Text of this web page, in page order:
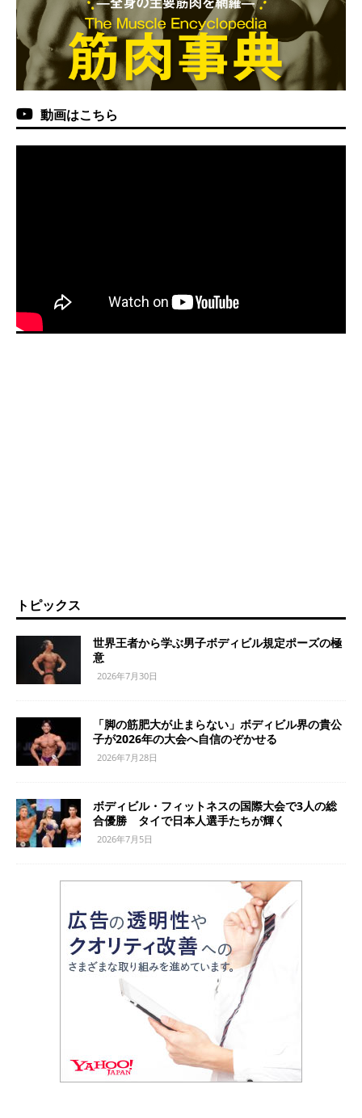
動画はこちら
トピックス
世界王者から学ぶ男子ボディビル規定ポーズの極
意
2026年7月30日
「脚の筋肥大が止まらない」ボディビル界の貴公
子が2026年の大会へ自信のぞかせる
2026年7月28日
ボディビル・フィットネスの国際大会で3人の総
合優勝 タイで日本人選手たちが輝く
2026年7月5日